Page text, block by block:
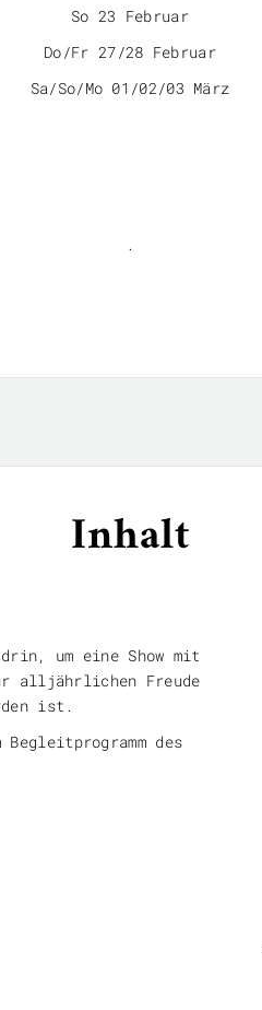
So 23 Februar
Do/Fr 27/28 Februar
Sa/So/Mo 01/02/03 März
.
Inhalt
um eine Show mit
alljährlichen Freude
ist.
des